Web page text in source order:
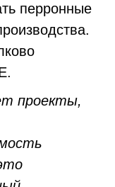
перронные
проекты,